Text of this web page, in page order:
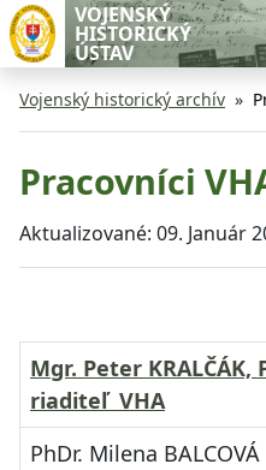
Preskočiť na hlavný obsah
Preskočiť na bočnú lištu
VOJENSKÝ
HISTORICKÝ
ÚSTAV
Vojenský historický archív
Pracovníci
Aktualizované: 09. Január
Mgr. Peter KRALČÁK,
riaditeľ VHA
PhDr. Milena BALCOVÁ